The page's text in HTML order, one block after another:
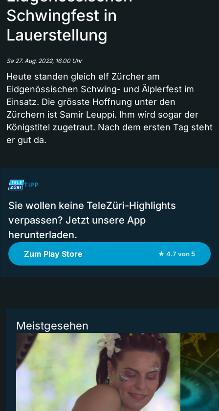
Schwingfest in
Lauerstellung
Sa 27. Aug. 2022, 16.00 Uhr
Heute standen gleich elf Zürcher am
Eidgenössischen Schwing- und Älplerfest im
Einsatz. Die grösste Hoffnung unter den
Zürchern ist Samir Leuppi. Ihm wird sogar der
Königstitel zugetraut. Nach dem ersten Tag steht
er gut da.
TIPP
Sie wollen keine TeleZüri-Highlights
verpassen? Jetzt unsere App
herunterladen.
Zum Play Store ★ 4.7 von 5
Meistgesehen